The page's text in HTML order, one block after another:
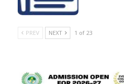
PREV NEXT 1 of 23